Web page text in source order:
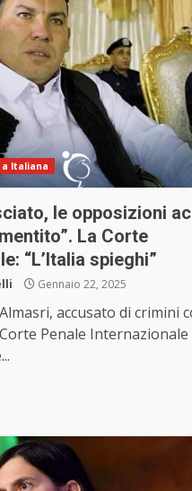
Italiana
le opposizioni
La Corte
“L’Italia spieghi”
Gennaio 22, 2025
accusato di crimini
Penale Internazionale